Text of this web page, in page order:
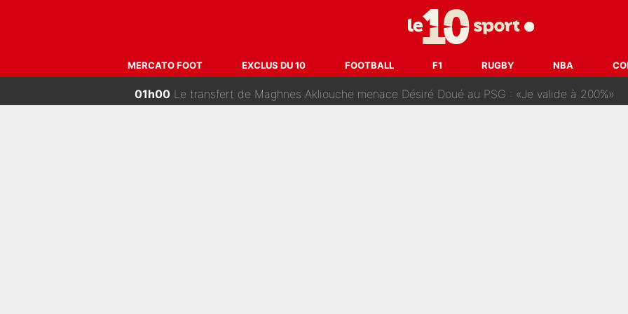
MERCATO FOOT EXCLUS DU 10 FOOTBALL F1 RUGBY NBA
De l'équipe de France à The Voice Kids : Contacté par Matt Pokora, Kylian Mbappé a
04h00Raymond Domenech a posé ses conditions pour rejoindre L'EQUIPE du Soir : Il refuse de faire
02h30«C’est l'une des choses qui me fait le plus peur dans le fait de devenir maman» : En couple avec Antoine Dupont, Iris